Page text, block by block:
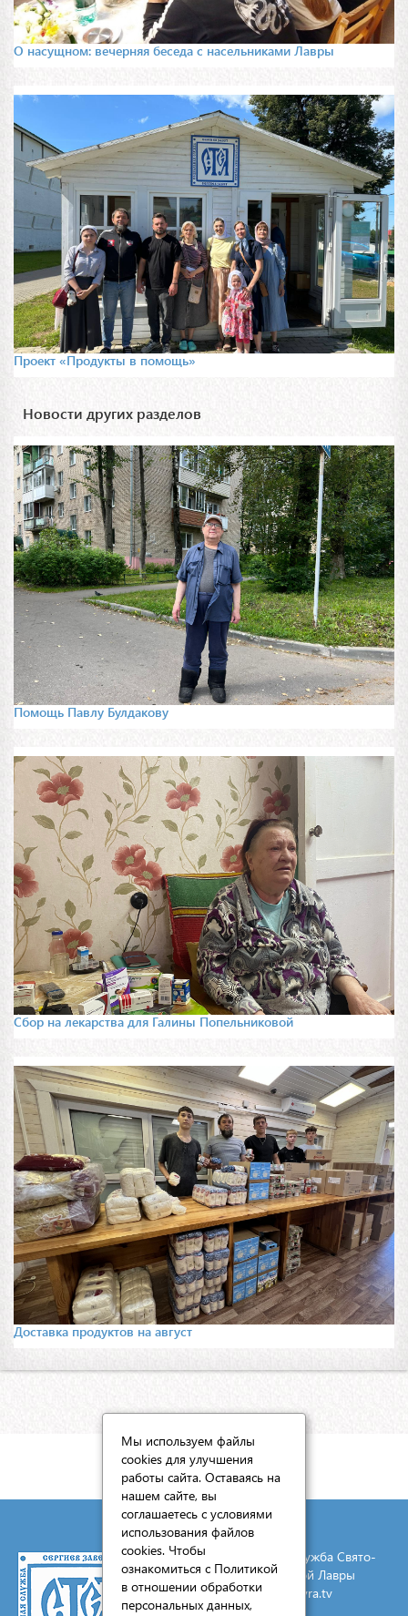
О насущном: вечерняя беседа с насельниками Лавры
Проект «Продукты в помощь»
Новости других разделов
Помощь Павлу Булдакову
Сбор на лекарства для Галины Попельниковой
Доставка продуктов на август
КАРТА САЙТА
© 2026 Социальная служба Свято-
Троицкой Сергиевой Лавры
E-mail:mail@lavra.tv
Мы используем файлы
cookies для улучшения
работы сайта. Оставаясь на
нашем сайте, вы
соглашаетесь с условиями
использования файлов
cookies. Чтобы
ознакомиться с Политикой
в отношении обработки
персональных данных,